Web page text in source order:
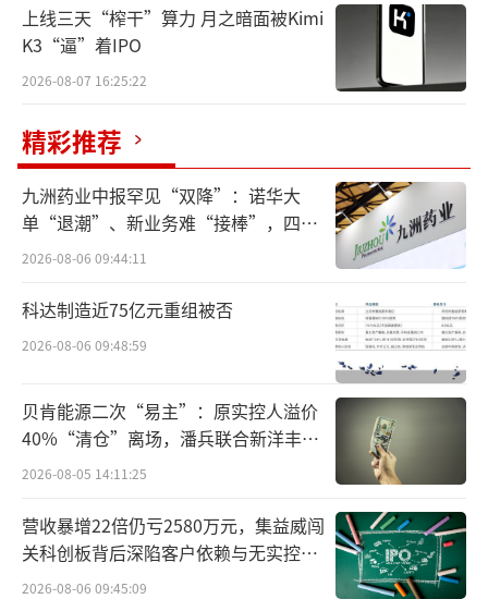
可控核聚变具有诸多优势，使其成为未来
能源的重要方向。其中，核聚变的燃料主要是
氢的同位素氘和氚，这些燃料可以在海水中大
量提取，因此燃料来源几乎无穷无尽。
在环保方面，核聚变过程不产生温室气
体，且相比核裂变，其产生的放射性废物更
少，半衰期也更短，对环境的影响较小；在能
这意味着相对较小的燃料量可以产生大量的能
量；在安全性方面，核聚变反应堆在发生故障
时，其反应会自动停止，不会像核裂变反应堆
那样有失控的风险。
目前，可控核聚变被广泛应用在电力供
应、钢铁生产、化工生产以及环保等领域。例
如，可控核聚变电站可以为偏远地区和海岛提
供可靠的电力供应；核聚变技术还可以满足钢
上线三天“榨干”算力 月之暗面被Kimi
K3“逼”着IPO
2026-08-07 16:25:22
精彩推荐
九洲药业中报罕见“双降”：诺华大
单“退潮”、新业务难“接棒”，四大
难关待闯
2026-08-06 09:44:11
科达制造近75亿元重组被否
2026-08-06 09:48:59
贝肯能源二次“易主”：原实控人溢价
40%“清仓”离场，潘兵联合新洋丰、
宏科百世拟入主
2026-08-05 14:11:25
营收暴增22倍仍亏2580万元，集益威闯
关科创板背后深陷客户依赖与无实控人
困局
2026-08-06 09:45:09